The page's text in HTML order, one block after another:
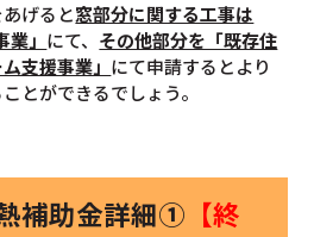
げると窓部分に関する工事は
」 にて、 その他部分を「既存住
支援事業」 にて申請するとより
とができるでしょう。
補助金詳細① 【終